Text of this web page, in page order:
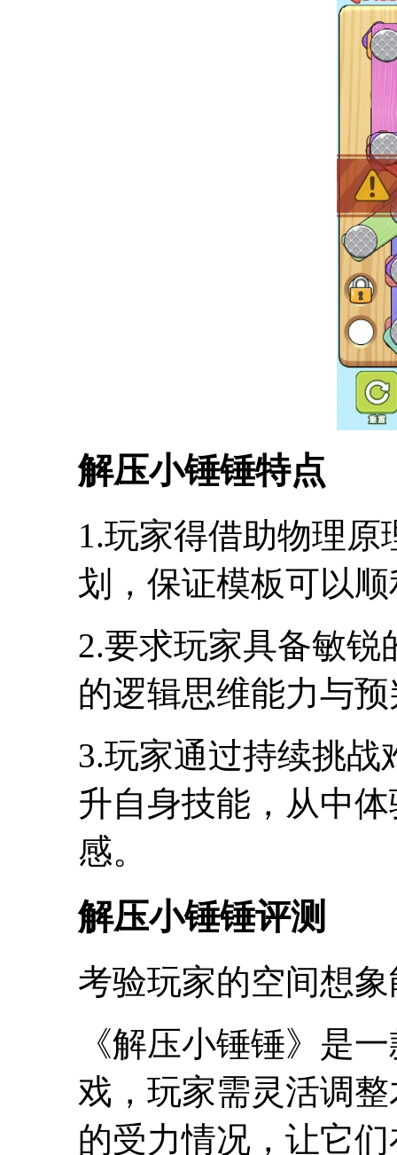
解压小锤锤特点
1.玩家得借助物理
划，保证模板可以
2.要求玩家具备敏
的逻辑思维能力与
3.玩家通过持续挑
升自身技能，从中
感。
解压小锤锤评测
考验玩家的空间想
《解压小锤锤》是
戏，玩家需灵活调
的受力情况，让它